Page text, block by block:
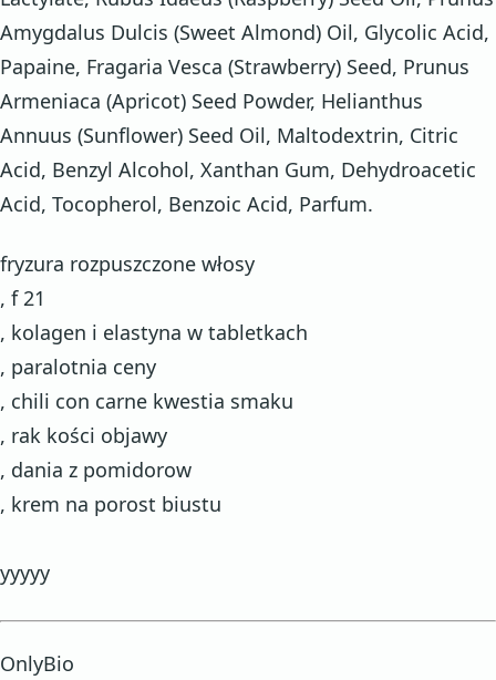
Amygdalus Dulcis (Sweet Almond) Oil, Glycolic Acid,
Papaine, Fragaria Vesca (Strawberry) Seed, Prunus
Armeniaca (Apricot) Seed Powder, Helianthus
Annuus (Sunflower) Seed Oil, Maltodextrin, Citric
Acid, Benzyl Alcohol, Xanthan Gum, Dehydroacetic
Acid, Tocopherol, Benzoic Acid, Parfum.
fryzura rozpuszczone włosy
, f 21
, kolagen i elastyna w tabletkach
, paralotnia ceny
, chili con carne kwestia smaku
, rak kości objawy
, dania z pomidorow
, krem na porost biustu
yyyyy
OnlyBio